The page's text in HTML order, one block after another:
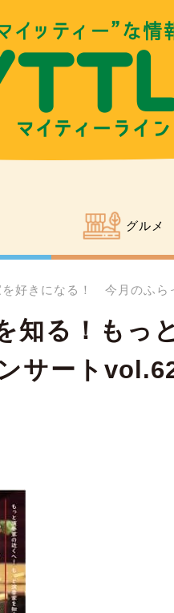
グルメ
好きになる！ 今月のふ
知る！もっ
サート